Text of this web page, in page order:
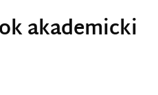
akademicki